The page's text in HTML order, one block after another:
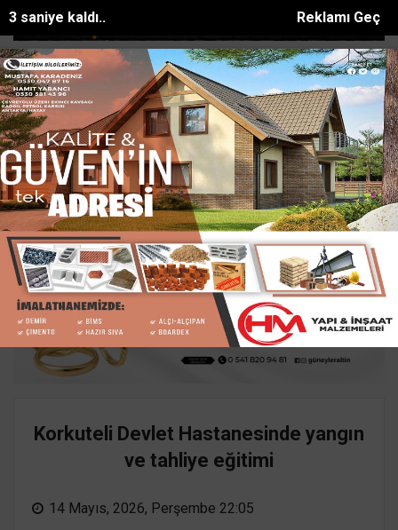
Reklamı Geç
2 saniye kaldı..
SON DAKİKA:
Belediyesi elektrik tüketimini güneş... Taziye evinde
Ana Sayfa GÜNDEM
Korkuteli Devlet Hastanesinde yangın
ve tahliye eğitimi
14 Mayıs, 2026, Perşembe 22:05